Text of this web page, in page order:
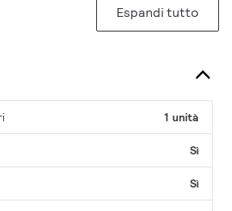
Espandi tutto
1 unità
Sì
Sì